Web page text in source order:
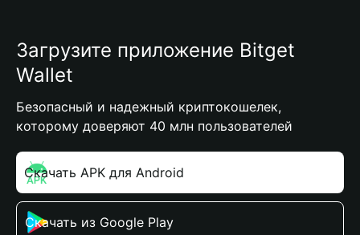
Загрузите приложение Bitget
Wallet
Безопасный и надежный криптокошелек,
которому доверяют 40 млн пользователей
Скачать APK для Android
Скачать из Google Play